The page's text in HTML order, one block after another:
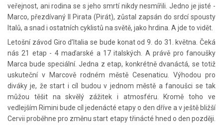
veřejnost, ani rodina se s jeho smrtí nikdy nesmířili. Jedno je jisté -
Marco, přezdívaný Il Pirata (Pirát), zůstal zapsán do srdcí spousty
Italů, a snad i ostatních cyklistů na světě, jako hrdina. A jde to vidět.
Letošní závod Giro d’Italia se bude konat od 9. do 31. května. Čeká
nás 21 etap - 4 maďarské a 17 italských. A právě pro fanoušky
Marca bude speciální. Jedna z etap, konkrétně dvanáctá, se totiž
uskuteční v Marcově rodném městě Cesenaticu. Výhodou pro
diváky je, že start i cíl budou v jednom městě a fanoušci se tak
můžou těšit na skvělý zážitek i atmosféru. Kromě toho ve
vedlejším Rimini bude cíl jedenácté etapy o den dříve a v ještě bližší
Cervii proběhne pro změnu start etapy třinácté hned o den později.